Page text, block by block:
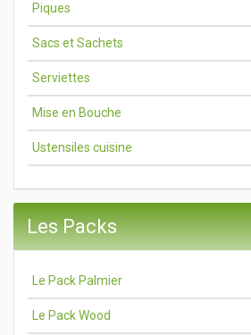
Piques
Sacs et Sachets
Serviettes
Mise en Bouche
Ustensiles cuisine
Les Packs
Le Pack Palmier
Le Pack Wood